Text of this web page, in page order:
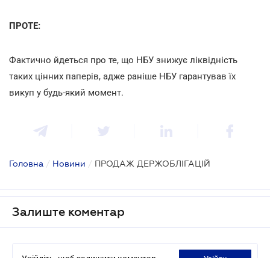
ПРОТЕ:
Фактично йдеться про те, що НБУ знижує ліквідність
таких цінних паперів, адже раніше НБУ гарантував їх
викуп у будь-який момент.
Головна / Новини / ПРОДАЖ ДЕРЖОБЛІГАЦІЙ
Залиште коментар